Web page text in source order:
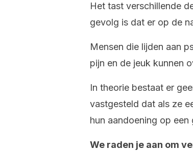
Het tast verschillende
gevolg is dat er op de
Mensen die lijden aan
pijn en de jeuk kunnen
In theorie bestaat er
vastgesteld dat als ze
hun aandoening op
We raden je aan om